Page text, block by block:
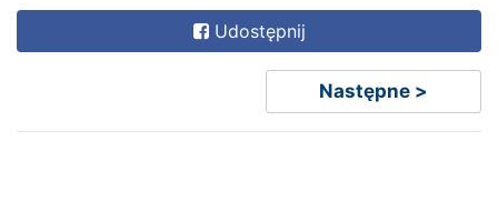
Udostępnij
Następne >